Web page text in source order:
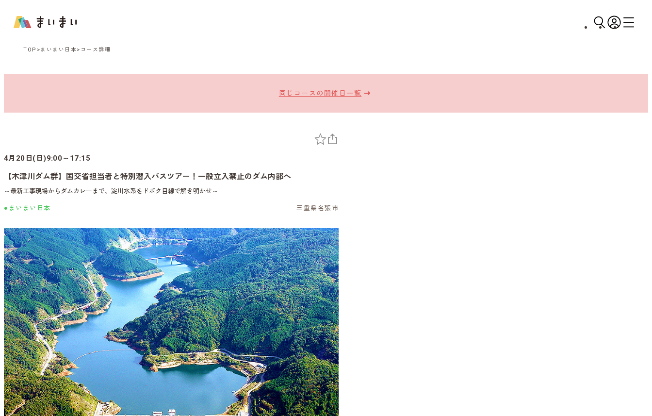
TOP まいまい日本 コース詳細
同じコースの開催日一覧
4月20日(日)9:00～17:15
【木津川ダム群】国交省担当者と特別潜入バスツアー！一般立入禁止のダム内部へ
～最新工事現場からダムカレーまで、淀川水系をドボク目線で解き明かせ～
●まいまい日本 三重県名張市